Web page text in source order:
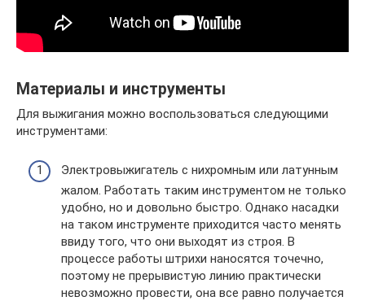
Материалы и инструменты
Для выжигания можно воспользоваться следующими
инструментами:
Электровыжигатель с нихромным или латунным
жалом. Работать таким инструментом не только
удобно, но и довольно быстро. Однако насадки
на таком инструменте приходится часто менять
ввиду того, что они выходят из строя. В
процессе работы штрихи наносятся точечно,
поэтому не прерывистую линию практически
невозможно провести, она все равно получается